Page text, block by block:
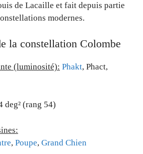
de Lacaille et fait depuis partie
modernes.
la constellation Colombe
(luminosité): Phakt, Phact,
deg² (rang 54)
, Poupe, Grand Chien